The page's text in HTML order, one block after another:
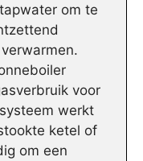
om te
voor
werkt
ketel of
om een